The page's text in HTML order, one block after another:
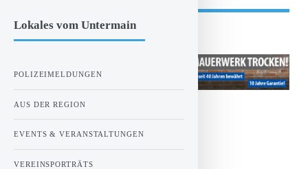
- Anzeige -
ZUR STARTSEITE
Montag, 15.07.2019 00:00 Uhr
Lokales vom Untermain
POLIZEIMELDUNGEN
AUS DER REGION
EVENTS & VERANSTALTUNGEN
VEREINSPORTRÄTS